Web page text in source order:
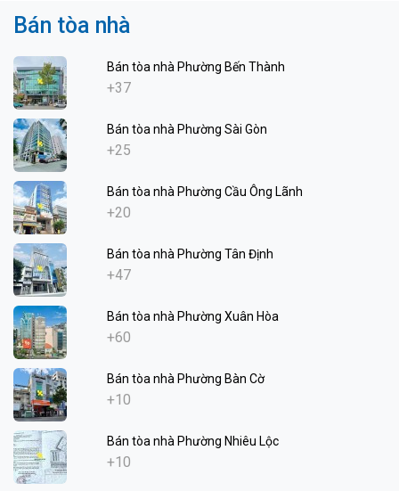
Bán tòa nhà
Bán tòa nhà Phường Bến Thành
+37
Bán tòa nhà Phường Sài Gòn
+25
Bán tòa nhà Phường Cầu Ông Lãnh
+20
Bán tòa nhà Phường Tân Định
+47
Bán tòa nhà Phường Xuân Hòa
+60
Bán tòa nhà Phường Bàn Cờ
+10
Bán tòa nhà Phường Nhiêu Lộc
+10